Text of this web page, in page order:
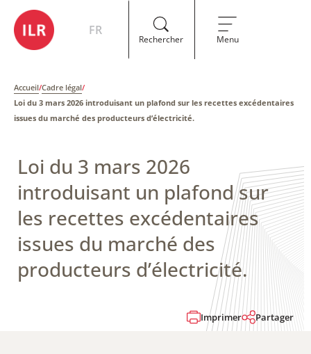
FR
Rechercher Menu
Accueil/Cadre légal/
Loi du 3 mars 2026 introduisant un plafond sur les recettes excédentaires
issues du marché des producteurs d’électricité.
Loi du 3 mars 2026
introduisant un plafond sur
les recettes excédentaires
issues du marché des
producteurs d’électricité.
Imprimer Partager